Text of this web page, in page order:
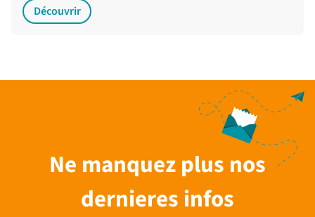
Découvrir
Ne manquez plus nos
dernieres infos